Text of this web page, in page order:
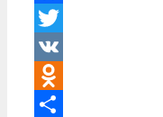
Facebook
Twitter
VK
Odnoklassniki